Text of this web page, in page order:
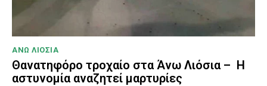
ΑΝΩ ΛΙΟΣΙΑ
Θανατηφόρο τροχαίο στα Άνω Λιόσια – Η
αστυνομία αναζητεί μαρτυρίες